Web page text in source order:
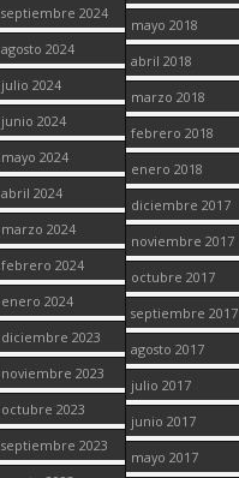
septiembre 2024
agosto 2024
julio 2024
junio 2024
mayo 2024
abril 2024
marzo 2024
febrero 2024
enero 2024
diciembre 2023
noviembre 2023
octubre 2023
septiembre 2023
mayo 2018
abril 2018
marzo 2018
febrero 2018
enero 2018
diciembre 2017
noviembre 2017
octubre 2017
septiembre 2017
agosto 2017
julio 2017
junio 2017
mayo 2017